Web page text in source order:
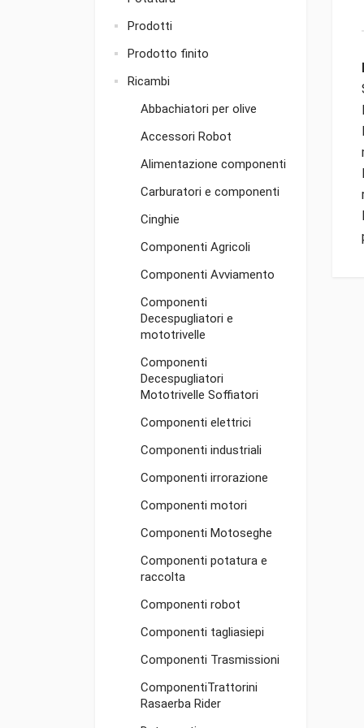
Prodotti
Prodotto finito
Ricambi
Abbachiatori per olive
Accessori Robot
Alimentazione componenti
Carburatori e componenti
Cinghie
Componenti Agricoli
Componenti Avviamento
Componenti
Decespugliatori e
mototrivelle
Componenti
Decespugliatori
Mototrivelle Soffiatori
Componenti elettrici
Componenti industriali
Componenti irrorazione
Componenti motori
Componenti Motoseghe
Componenti potatura e
raccolta
Componenti robot
Componenti tagliasiepi
Componenti Trasmissioni
ComponentiTrattorini
Rasaerba Rider